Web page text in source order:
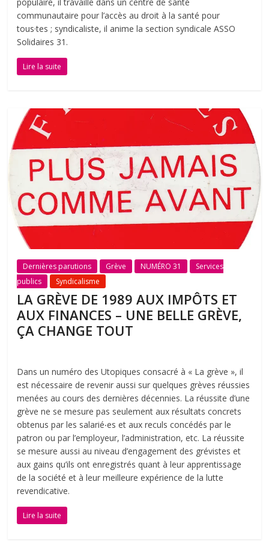
communautaire pour l’accès au droit à la santé pour
tous·tes ; syndicaliste, il anime la section syndicale ASSO
Solidaires 31.
Lire la suite
Dernières parutions Grève NUMÉRO 31
Services
publics
Syndicalisme
LA GRÈVE DE 1989 AUX IMPÔTS ET
AUX FINANCES – UNE BELLE GRÈVE,
ÇA CHANGE TOUT
Dans un numéro des Utopiques consacré à « La grève », il
est nécessaire de revenir aussi sur quelques grèves réussies
menées au cours des dernières décennies. La réussite d’une
grève ne se mesure pas seulement aux résultats concrets
obtenus par les salarié‧es et aux reculs concédés par le
patron ou par l’employeur, l’administration, etc. La réussite
se mesure aussi au niveau d’engagement des grévistes et
aux gains qu’ils ont enregistrés quant à leur apprentissage
de la société et à leur meilleure expérience de la lutte
revendicative.
Lire la suite